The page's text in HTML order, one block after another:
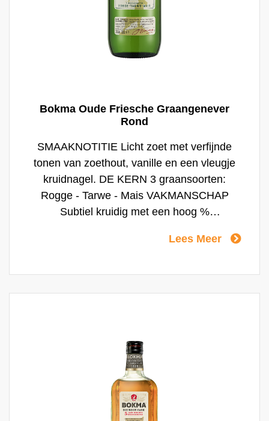
Bokma Oude Friesche Graangenever
Rond
SMAAKNOTITIE Licht zoet met verfijnde
tonen van zoethout, vanille en een vleugje
kruidnagel. DE KERN 3 graansoorten:
Rogge - Tarwe - Mais VAKMANSCHAP
Subtiel kruidig met een hoog %
puur op kamertemperatuur of als kopstoot
samen met een (Weizen) bier.
Lees Meer